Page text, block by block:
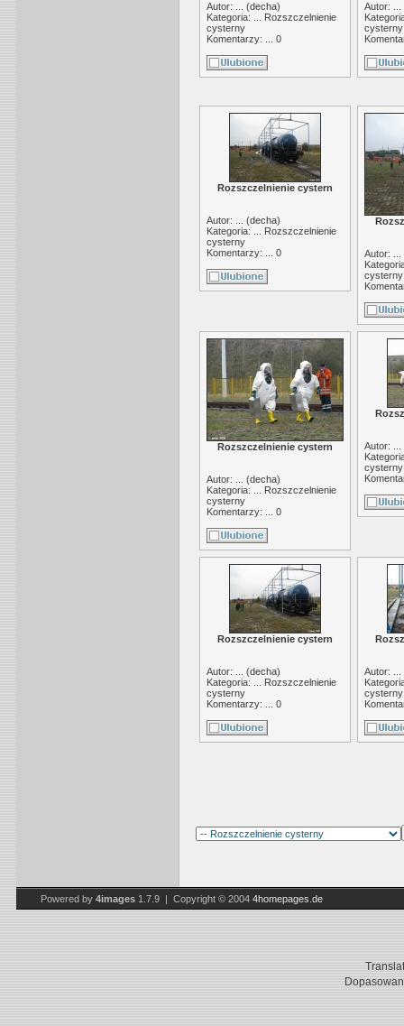
Autor: ... (decha)
Kategoria: ... Rozszczelnienie
cysterny
Komentarzy: ... 0
Autor: ...
cysterny
Rozszczelnienie cystern
Autor: ... (decha)
Kategoria: ... Rozszczelnienie
cysterny
Komentarzy: ... 0
Autor: ...
cysterny
Rozszczelnienie cystern
Autor: ... (decha)
Kategoria: ... Rozszczelnienie
cysterny
Komentarzy: ... 0
Autor: ...
cysterny
Rozszczelnienie cystern
Autor: ... (decha)
Kategoria: ... Rozszczelnienie
cysterny
Komentarzy: ... 0
Autor: ...
cysterny
Powered by 4images 1.7.9 | Copyright © 2004 4homepages.de